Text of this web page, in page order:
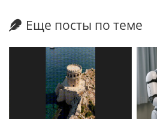
Еще посты по теме